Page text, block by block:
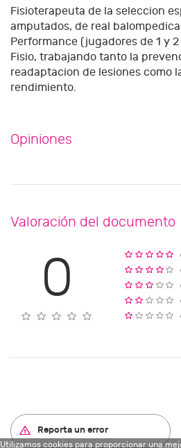
Fisioterapeuta de la seleccion
amputados, de real
Performance (jugadores de 1 y
Fisio, trabajando tanto la
readaptacion de lesiones como
rendimiento.
Opiniones
Valoración del documento
0
Reporta un error
Utilizamos cookies para proporcionar una